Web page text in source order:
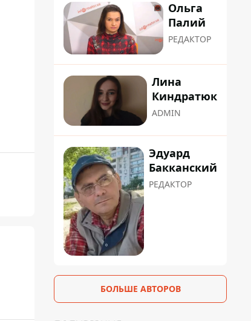
Ольга
Палий
РЕДАКТОР
Лина
Киндратюк
ADMIN
Эдуард
Бакканский
РЕДАКТОР
БОЛЬШЕ АВТОРОВ